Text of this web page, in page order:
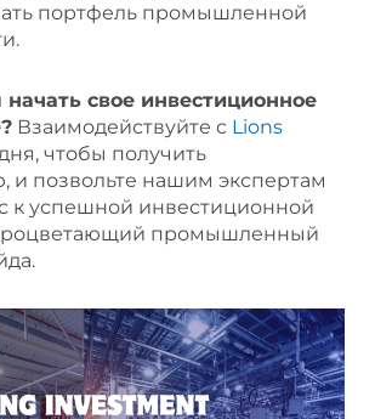
портфель промышленной
свое инвестиционное
Взаимодействуйте с Lions
чтобы получить
и позвольте нашим экспертам
к успешной инвестиционной
промышленный